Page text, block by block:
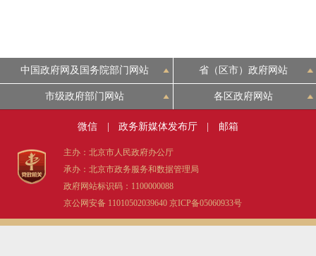
中国政府网及国务院部门网站 省（区市）政府网站
市级政府部门网站 各区政府网站
微信 政务新媒体发布厅 邮箱
主办：北京市人民政府办公厅
承办：北京市政务服务和数据管理局
政府网站标识码：1100000088
京公网安备 11010502039640 京ICP备05060933号